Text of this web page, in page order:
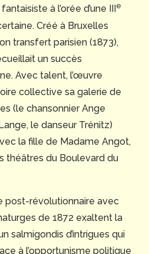
à l’orée d’une III
e
Créé à Bruxelles
transfert parisien (1873),
un succès
Avec talent, l’œuvre
collective sa galerie de
(le chansonnier Ange
le danseur Trénitz)
la fille de Madame Angot,
théâtres du Boulevard du
post-révolutionnaire avec
de 1872 exaltent la
salmigondis d’intrigues qui
à l’opportunisme politique